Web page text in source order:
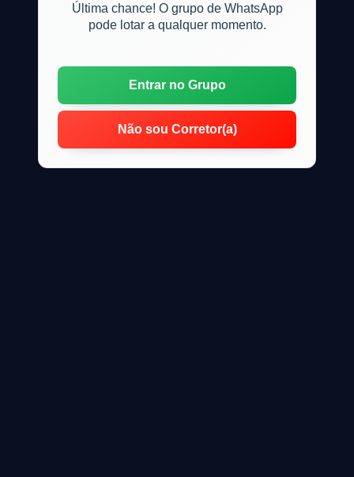
Última chance! O grupo de WhatsApp
pode lotar a qualquer momento.
Entrar no Grupo
Não sou Corretor(a)